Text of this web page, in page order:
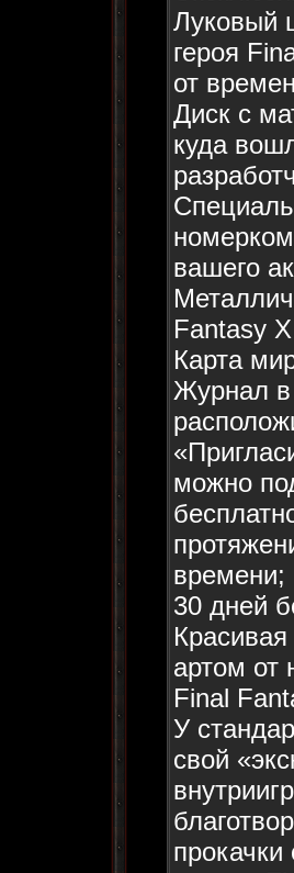
Луковый
героя
от
Диск с
куда
вашего
Fantasy
Карта
Журнал в
можно
времени;
30 дней
артом от
Final
У
свой